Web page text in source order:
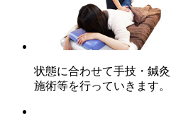
状態に合わせて手技・鍼灸
施術等を行っていきます。